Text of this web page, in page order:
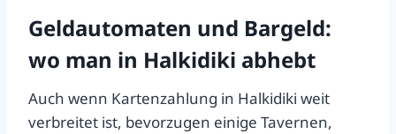
Geldautomaten und Bargeld:
wo man in Halkidiki abhebt
Auch wenn Kartenzahlung in Halkidiki weit
verbreitet ist, bevorzugen einige Tavernen,